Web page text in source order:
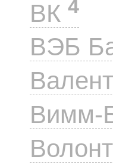
ВК 4
ВЭБ
Вимм-